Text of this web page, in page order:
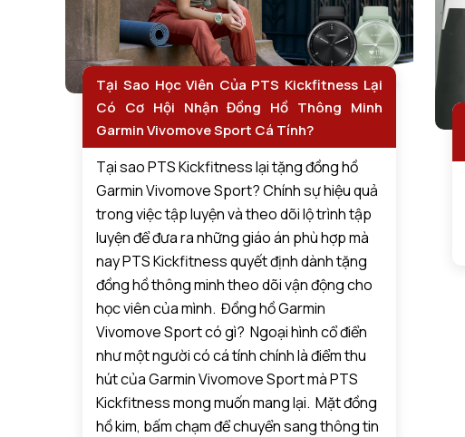
Tại Sao Học Viên Của PTS Kickfitness Lại
Có Cơ Hội Nhận Đồng Hồ Thông Minh
Garmin Vivomove Sport Cá Tính?
Tại sao PTS Kickfitness lại tặng đồng hồ
Garmin Vivomove Sport? Chính sự hiệu quả
trong việc tập luyện và theo dõi lộ trình tập
luyện để đưa ra những giáo án phù hợp mà
nay PTS Kickfitness quyết định dành tặng
đồng hồ thông minh theo dõi vận động cho
học viên của mình. Đồng hồ Garmin
Vivomove Sport có gì? Ngoại hình cổ điển
như một người có cá tính chính là điểm thu
hút của Garmin Vivomove Sport mà PTS
Kickfitness mong muốn mang lại. Mặt đồng
hồ kim, bấm chạm để chuyển sang thông tin